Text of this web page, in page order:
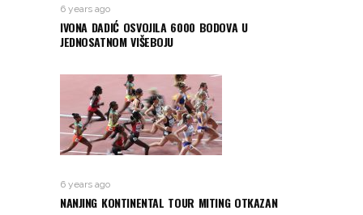
6 years ago
IVONA DADIĆ OSVOJILA 6000 BODOVA U
JEDNOSATNOM VIŠEBOJU
6 years ago
NANJING KONTINENTAL TOUR MITING OTKAZAN